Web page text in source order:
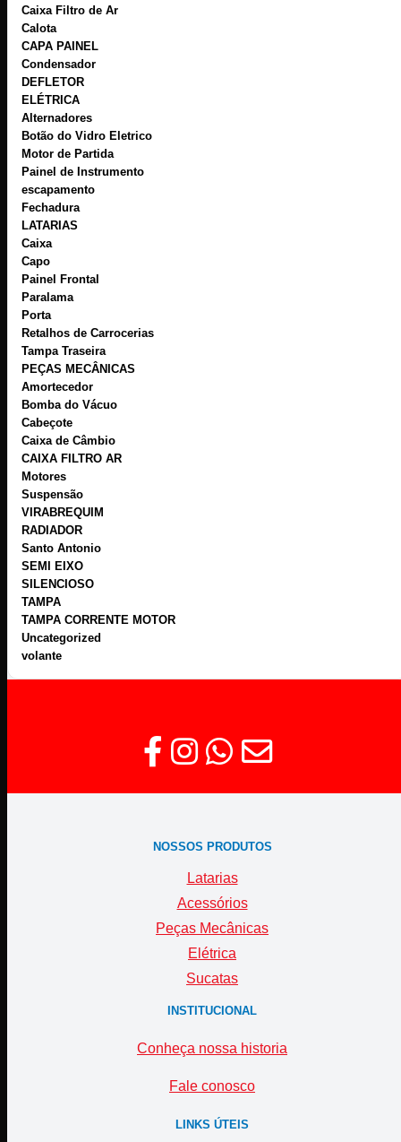
Caixa Filtro de Ar
Calota
CAPA PAINEL
Condensador
DEFLETOR
ELÉTRICA
Alternadores
Botão do Vidro Eletrico
Motor de Partida
Painel de Instrumento
escapamento
Fechadura
LATARIAS
Caixa
Capo
Painel Frontal
Paralama
Porta
Retalhos de Carrocerias
Tampa Traseira
PEÇAS MECÂNICAS
Amortecedor
Bomba do Vácuo
Cabeçote
Caixa de Câmbio
CAIXA FILTRO AR
Motores
Suspensão
VIRABREQUIM
RADIADOR
Santo Antonio
SEMI EIXO
SILENCIOSO
TAMPA
TAMPA CORRENTE MOTOR
Uncategorized
volante
NOSSOS PRODUTOS
Latarias
Acessórios
Peças Mecânicas
Elétrica
Sucatas
INSTITUCIONAL
Conheça nossa historia
Fale conosco
LINKS ÚTEIS